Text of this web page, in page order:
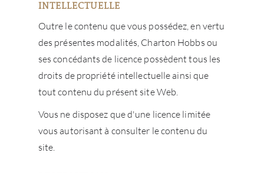
INTELLECTUELLE
Outre le contenu que vous possédez, en vertu
des présentes modalités, Charton Hobbs ou
ses concédants de licence possèdent tous les
droits de propriété intellectuelle ainsi que
tout contenu du présent site Web.
Vous ne disposez que d'une licence limitée
vous autorisant à consulter le contenu du
site.